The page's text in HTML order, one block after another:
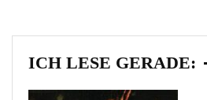
ICH LESE GERADE: